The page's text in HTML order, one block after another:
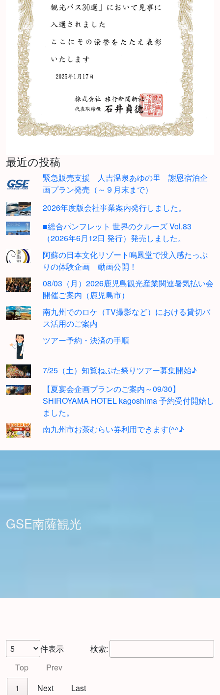
最近の投稿
緊急販売支援 人吉温泉あゆの里 謝恩宿泊企
画プラン発売（～９月末まで）
2026年度版会社事業案内発行しました。
■総合パンフレット 世界のクルーズ Vol.83
（2026年6月12日 発行）発売しました。
阿蘇の日本文化リゾート鳴鳳堂で没入感たっぷ
りの体験企画 動画公開！
08/03（月）2026鹿児島観光産業関連暑気払い会
開催ご案内（鹿児島市）
南九州でのロケ（TV撮影など）における貸切バ
ス活用のご案内
ツアー予約・決済の手順
7/25（土）知覧ねぷた祭りツアー募集開始♪
【夏宴会企画プランのご案内～09/30】
SHIROYAMA HOTEL kagoshima 予約受付開始し
ました。
南九州市お茶むらい券利用できます(^^♪
GSE南薩観光
件表示
検索:
Top
Prev
1
Next
Last